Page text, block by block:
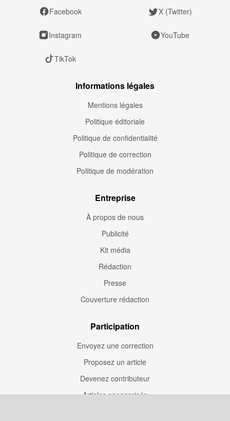
Facebook X (Twitter)
Instagram YouTube
TikTok
Informations légales
Mentions légales
Politique éditoriale
Politique de confidentialité
Politique de correction
Politique de modération
Entreprise
À propos de nous
Publicité
Kit média
Rédaction
Presse
Couverture rédaction
Participation
Envoyez une correction
Proposez un article
Devenez contributeur
Articles sponsorisés